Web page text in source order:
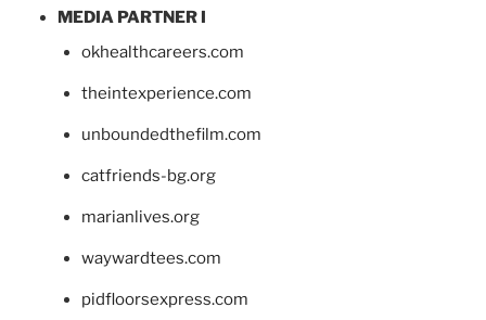
MEDIA PARTNER I
okhealthcareers.com
theintexperience.com
unboundedthefilm.com
catfriends-bg.org
marianlives.org
waywardtees.com
pidfloorsexpress.com